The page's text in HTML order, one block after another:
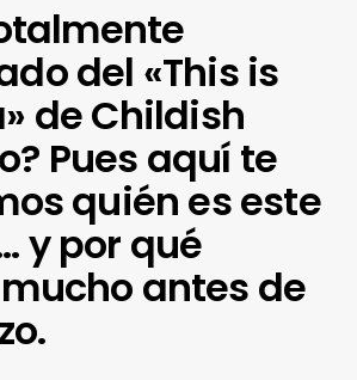
del «This is
de Childish
Pues aquí te
quién es este
y por qué
antes de